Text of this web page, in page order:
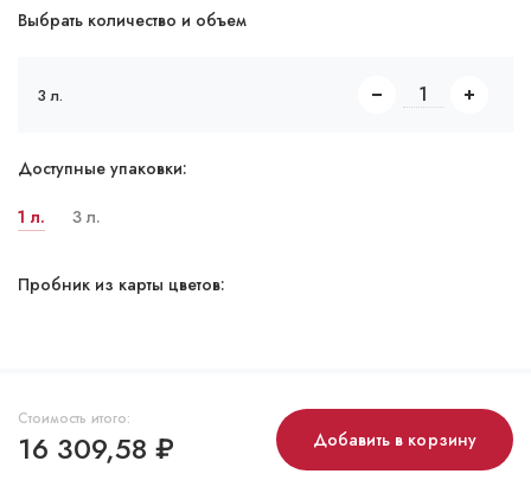
Выбрать количество и объем
3 л.
Доступные упаковки:
1 л. 3 л.
Пробник из карты цветов:
Стоимость итого:
16 309,58 ₽ Добавить в корзину